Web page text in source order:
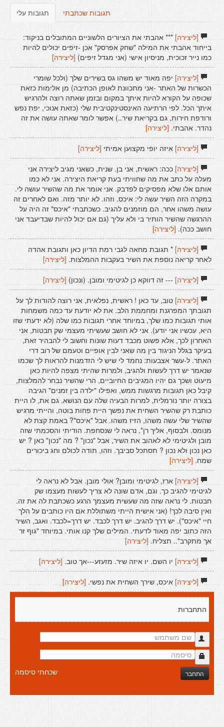
תגובות עלי תגובות שכתבתי
[ליצירה]*** אהבתי את הציורים הלשוניים המתובלים בניקוד:
בייחוד אהבתי את המילה "שחק אפרסק" אכן -זיפים יכולים להיות
כמו נייר זכוכית, מניסיון אישי (אני מגדל זיפים)[ליצירה]
[ליצירה]יפה מאוד יש משהו גס בשירים שלך (ולכל שומרי
הכשרות של האתר -אני מתכוונת לאופן הכתיבה) מן אלימות כזאת
שכופה על הקורא להיות איתך במקום ובזמן שאתה רוצה ולהרגיש
איתך הכל. לפי הרתיעה האינסטינקטיבית שלי (כזאת אנוכי, יפת נפש
ורודפת חירות, גם בקריאת שיר..) אפשר לומר שאתה עושה את זה
נהדר. אהבתי.[ליצירה]
[ליצירה]איזה יופי מקצוען אמיתי [ליצירה]
[ליצירה]ככה: ראשית, אני בן. שנית, כשאני מגיב ליצירה אני
מעלה על כתב את מה שחוויתי בעת קריאת היצירה. אני לא כמו
אותם אלו שלא מפסיקים לפדבק. אני אומר את מה שהשיר עושה לי.
במקרה הזה השיר עשה לי: איכס. וזהו. לא יותר מזה. ואם לאחרים זה
עושה משהו אחר, הם מוזמנים להגיב. כשכתבתי "איכס" זה היה על
ההרגשה שהשיר הותיר בי ולא עליך (גם אם יכול להיות שבדיעבד אני
חושב ככה). [ליצירה]
[ליצירה]* תגובת מחאה לגבי רמת הדיון כאן ותגובת אהדה
לאחר קריאה נוספת את השיר בעקבות ההמלצות. [ליצירה]
[ליצירה]--- זה דווקא כן לגיטימי ומובן. (ונכון) [ליצירה]
[ליצירה]טוב, עד כאן ! ראשית, נפלאית, אני רוצה להודות לך על
תגובתך המפרגנת ומחממת הלב. את לא יודעת עד כמה משמחות
אותי תגובות כמו שלך, במיוחד אחרי תגובות כמו שלה (לא ידעתי שזו
היא, עכשיו אני יודע). אני לא חושב שעשיתי מעצמי שק חבטות, אני
האחרון לכך, אלא פשוט מכבד דעות שונות וחשוב לי להבהיר זאת,
בעיקר בגלל הניגוד בין מה שאני לבין אופיים וטעמם של רוב דרי
האתר. ל-עשר אצבעות: נחמד לי שיש לי הזדמנות להראות לך שכמו
שנאמר יש דרך לעשות ולהגיב, ולמרות שהיתי מצפה להיות כאן
מיעוט ושכך גם יהיו המגיבים החיוביים, הרי שהשיר נבחר להמלצות,
קיבל כאן תגובות מרגשות ממש, ואפילו "ילדה בין זמנים" הגיבה
בצורה יותר נורמלית, למרות הבעיה שלה עם הנושא. גם את, לו היית
כותבת רק שהשיר השחית את נפשך היית פחות בוטה, והייתי מרגיש
שהשיר שלי עשה משהו, הזיז משהו. אבל "איכס"? באמת קצת לא
מנומס. ולבסוף, אליך רן*, נראה לי שנסחפת. הודיתי והסכמתי שזה
מובן ולגיטימי לא לאהוב את השיר, אבל "נכון" ? מה "נכון" כאן ? יש
כאן נכון ולא נכון ? תסתכל סביבך. וזהו, תודה לכולם וחג ביכורים
שמח. [ליצירה]
[ליצירה]ארז, לגיטימי ומובן? אולי מובן. אבל לא נראה לי
לגיטימי להגיב כך. וגם, אדם שונה לא צריך לעשות מעצמו שק
חבטות. לי נראה שזה מה שעשית מעצמך הרגע כשכתבת לה את זה.
ואין סיבה לכך! (אני אישית הייתי משתוללת אם היו כותבים על הלך
חיי "איכס"). יש דרך להגיב. יש דרך לכבד. יש דרך=לכבד. ואגב, השיר
הזה כתוב יפה מאוד לדעתי. המילים שלך קנו אותי. במיוחד "גוף זר
אך מתקרב".. תצליח. [ליצירה]
[ליצירה]יו השם. יו איזה שיר. מזעזע---אך טוב.[ליצירה]
[ליצירה]איכס, שירך השחית את נפשי. [ליצירה]
התחברות
התחבר שכחתי סיסמה